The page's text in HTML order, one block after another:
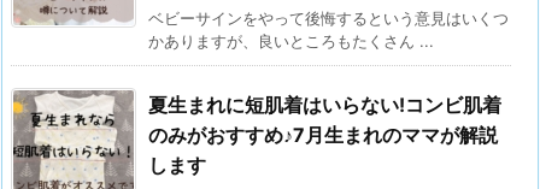
ベビーサインをやって後悔するという意見はいくつ
かありますが、良いところもたくさん ...
夏生まれに短肌着はいらない!コンビ肌着
のみがおすすめ♪7月生まれのママが解説
します